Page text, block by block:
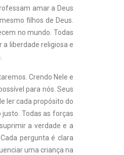
amar a Deus
filhos de Deus.
no mundo. Todas
liberdade religiosa e
Crendo Nele e
para nós. Seus
ler cada propósito do
Todas as forças
a verdade e a
pergunta é clara
uma criança na